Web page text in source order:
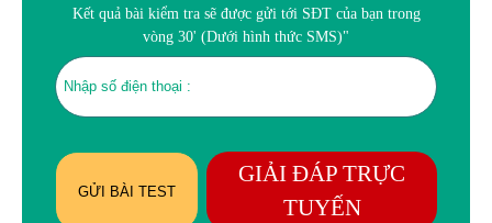
Kết quả bài kiểm tra sẽ được gửi tới SĐT của bạn trong
vòng 30' (Dưới hình thức SMS)"
GỬI BÀI TEST
GIẢI ĐÁP TRỰC
TUYẾN